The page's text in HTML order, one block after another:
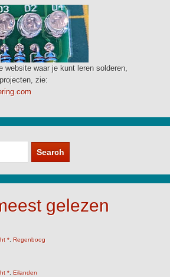
website waar je kunt leren solderen,
zie:
gelezen
* Regenboog
* Eilanden